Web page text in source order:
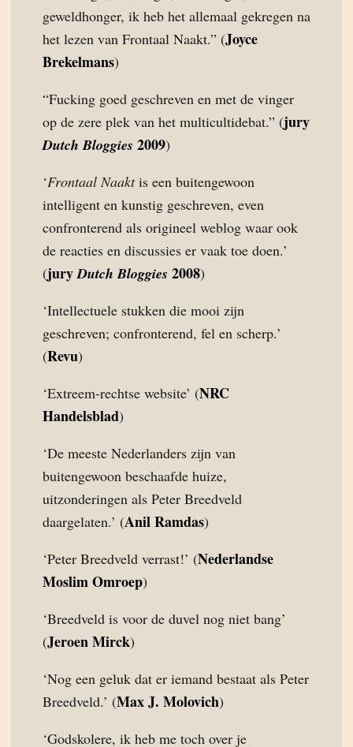
geweldhonger, ik heb het allemaal gekregen na
het lezen van Frontaal Naakt.” (Joyce
Brekelmans)
“Fucking goed geschreven en met de vinger
op de zere plek van het multicultidebat.” (jury
Dutch Bloggies 2009)
‘Frontaal Naaktis een buitengewoon
intelligent en kunstig geschreven, even
confronterend als origineel weblog waar ook
de reacties en discussies er vaak toe doen.’
(juryDutch Bloggies 2008)
‘Intellectuele stukken die mooi zijn
geschreven; confronterend, fel en scherp.’
(Revu)
‘Extreem-rechtse website’ (NRC
Handelsblad)
‘De meeste Nederlanders zijn van
buitengewoon beschaafde huize,
uitzonderingen als Peter Breedveld
daargelaten.’ (Anil Ramdas)
‘Peter Breedveld verrast!’ (Nederlandse
Moslim Omroep)
‘Breedveld is voor de duvel nog niet bang’
(Jeroen Mirck)
‘Nog een geluk dat er iemand bestaat als Peter
Breedveld.’ (Max J. Molovich)
‘Godskolere, ik heb me toch over je